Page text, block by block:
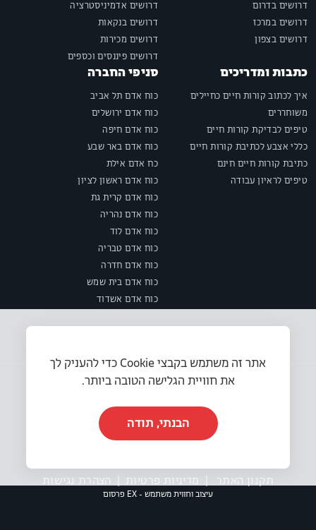
דרושים בדרום
דרושים במרכז
דרושים בצפון
דרושים אדמיניסטרציה
דרושים בנקאות
דרושים מכירות
דרושים פיננסים וכספים
כתבות ומדריכים
איך לכתוב קורות חיים כחיילים
משוחררים
טיפים לבדיקת קורות חיים
כללי אצבע לכתיבת קורות חיים
כתיבת קורות חיים חינם
טיפים לראיון עבודה
סניפי החברה
כוח אדם תל אביב
כוח אדם ירושלים
כוח אדם חיפה
כוח אדם באר שבע
כח אדם אילת
כוח אדם ראשון לציון
כוח אדם קרית גת
כוח אדם נהריה
כוח אדם לוד
כוח אדם טבריה
כוח אדם חדרה
כוח אדם בית שמש
כוח אדם אשדוד
תקנון האתר מדיניות פרטיות הצהרת נגישות
עיצוב וחווית משתמש - EX פרסום
אתר זה משתמש בקבצי Cookie כדי להעניק לך
את חוויית הגלישה הטובה ביותר.
הבנתי, תודה